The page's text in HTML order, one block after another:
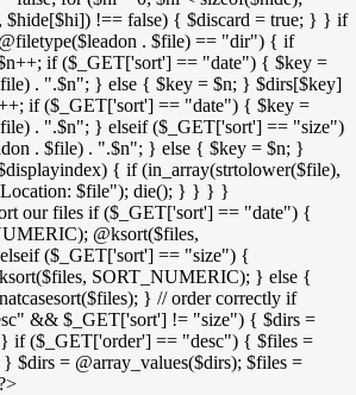
!== false) { $discard = true; } } if
. $file) == "dir") { if
if ($_GET['sort'] == "date") { $key =
. ".$n"; } else { $key = $n; } $dirs[$key]
if ($_GET['sort'] == "date") { $key =
. ".$n"; } elseif ($_GET['sort'] == "size")
. $file) . ".$n"; } else { $key = $n; }
{ if (in_array(strtolower($file),
$file"); die(); } } } }
our files if ($_GET['sort'] == "date") {
@ksort($files,
($_GET['sort'] == "size") {
SORT_NUMERIC); } else {
} // order correctly if
&& $_GET['sort'] != "size") { $dirs =
} if ($_GET['order'] == "desc") { $files =
} $dirs = @array_values($dirs); $files =